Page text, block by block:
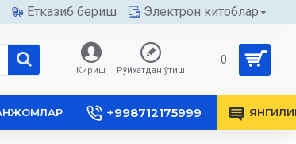
Етказиб бериш Электрон китоблар
Кириш Рўйхатдан ўтиш
0
+998712175999